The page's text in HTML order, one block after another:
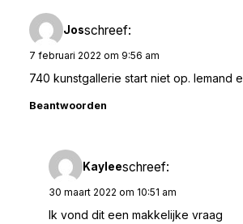
navigatie
Josschreef:
7 februari 2022 om 9:56 am
740 kunstgallerie start niet op. Iemand
Beantwoorden
Kayleeschreef:
30 maart 2022 om 10:51 am
Ik vond dit een makkelijke vraag